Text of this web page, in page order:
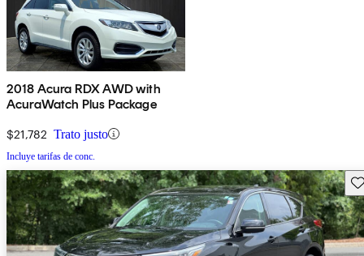
2018 Acura RDX AWD with
AcuraWatch Plus Package
$21,782 Trato justo
Incluye tarifas de conc.